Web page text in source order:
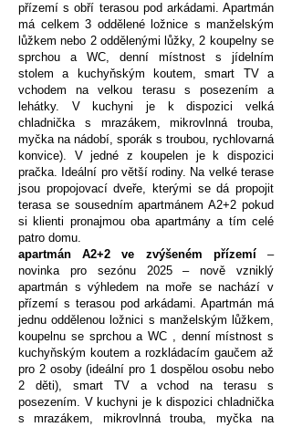
přízemí s obří terasou pod arkádami. Apartmán
má celkem 3 oddělené ložnice s manželským
lůžkem nebo 2 oddělenými lůžky, 2 koupelny se
sprchou a WC, denní místnost s jídelním
stolem a kuchyňským koutem, smart TV a
vchodem na velkou terasu s posezením a
lehátky. V kuchyni je k dispozici velká
chladnička s mrazákem, mikrovlnná trouba,
myčka na nádobí, sporák s troubou, rychlovarná
konvice). V jedné z koupelen je k dispozici
pračka. Ideální pro větší rodiny. Na velké terase
jsou propojovací dveře, kterými se dá propojit
terasa se sousedním apartmánem A2+2 pokud
si klienti pronajmou oba apartmány a tím celé
patro domu.
apartmán A2+2 ve zvýšeném přízemí–
novinka pro sezónu 2025 – nově vzniklý
apartmán s výhledem na moře se nachází v
přízemí s terasou pod arkádami. Apartmán má
jednu oddělenou ložnici s manželským lůžkem,
koupelnu se sprchou a WC , denní místnost s
kuchyňským koutem a rozkládacím gaučem až
pro 2 osoby (ideální pro 1 dospělou osobu nebo
2 děti), smart TV a vchod na terasu s
posezením. V kuchyni je k dispozici chladnička
s mrazákem, mikrovlnná trouba, myčka na